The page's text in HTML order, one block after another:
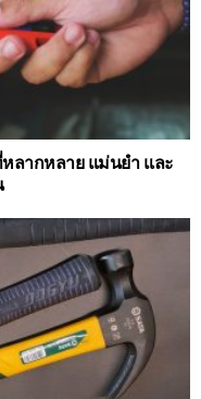
ลากหลาย แม่นยำ และ